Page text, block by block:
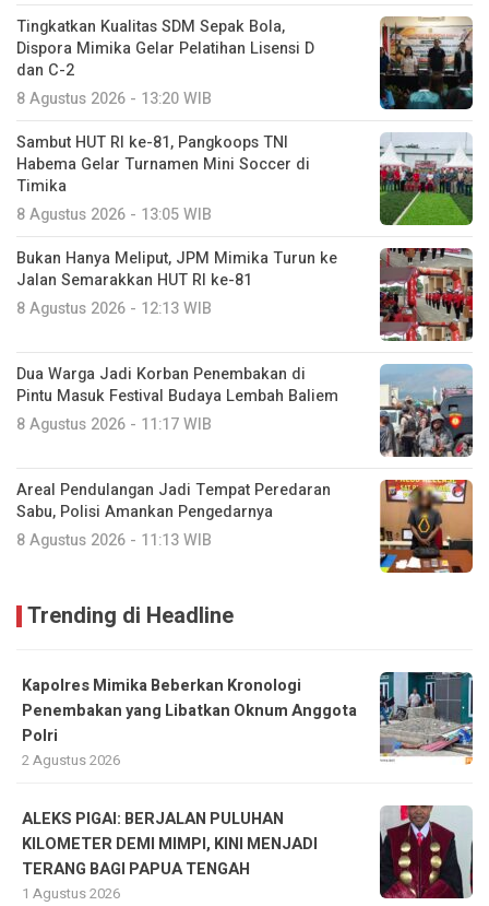
Tingkatkan Kualitas SDM Sepak Bola,
Dispora Mimika Gelar Pelatihan Lisensi D
dan C-2
8 Agustus 2026 - 13:20 WIB
Sambut HUT RI ke-81, Pangkoops TNI
Habema Gelar Turnamen Mini Soccer di
Timika
8 Agustus 2026 - 13:05 WIB
Bukan Hanya Meliput, JPM Mimika Turun ke
Jalan Semarakkan HUT RI ke-81
8 Agustus 2026 - 12:13 WIB
Dua Warga Jadi Korban Penembakan di
Pintu Masuk Festival Budaya Lembah Baliem
8 Agustus 2026 - 11:17 WIB
Areal Pendulangan Jadi Tempat Peredaran
Sabu, Polisi Amankan Pengedarnya
8 Agustus 2026 - 11:13 WIB
Trending di Headline
Kapolres Mimika Beberkan Kronologi
Penembakan yang Libatkan Oknum Anggota
Polri
2 Agustus 2026
ALEKS PIGAI: BERJALAN PULUHAN
KILOMETER DEMI MIMPI, KINI MENJADI
TERANG BAGI PAPUA TENGAH
1 Agustus 2026